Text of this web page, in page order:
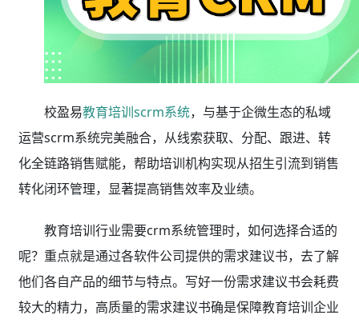
校盈易教育培训scrm系统，与基于企微生态的私域
运营scrm系统完美融合，从线索获取、分配、跟进、转
化全链路销售赋能，帮助培训机构实现从招生引流到销售
转化闭环管理，显著提高销售效率及业绩。
教育培训行业需要crm系统管理时，如何选择合适的
呢？重点就是通过各软件公司提供的需求建议书，去了解
他们各自产品的细节与特点。写好一份需求建议书会耗费
较大的精力，高质量的需求建议书确是保障教育培训企业